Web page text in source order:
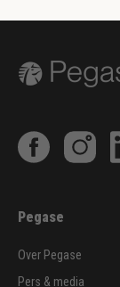
Pegase
Over Pegase
Pers & media